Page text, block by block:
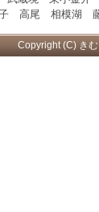
高尾 相模湖
Copyright (C) き